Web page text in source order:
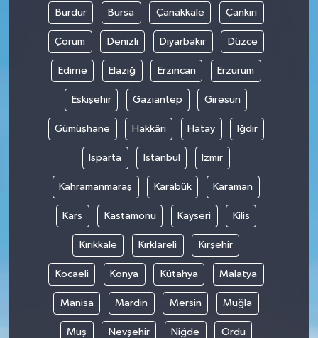
Burdur Bursa Çanakkale Çankırı
Çorum Denizli Diyarbakır Düzce
Edirne Elazığ Erzincan Erzurum
Eskişehir Gaziantep Giresun
Gümüşhane Hakkâri Hatay Iğdır
Isparta İstanbul İzmir
Kahramanmaraş Karabük Karaman
Kars Kastamonu Kayseri Kilis
Kırıkkale Kırklareli Kırşehir
Kocaeli Konya Kütahya Malatya
Manisa Mardin Mersin Muğla
Muş Nevşehir Niğde Ordu